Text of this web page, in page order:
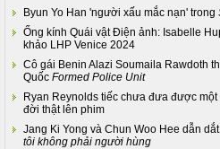
Byun Yo Han 'người xấu mắc nạn' trong
Ống kính Quái vật Điện ảnh: Isabelle
khảo LHP Venice 2024
Cô gái Benin Alazi Soumaila Rawdoth
Quốc Formed Police Unit
Ryan Reynolds tiếc chưa đưa được
đời thật lên phim
Jang Ki Yong và Chun Woo Hee dẫn
tôi không phải người hùng